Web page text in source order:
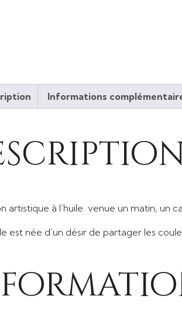
Informations
artistique à l’huile venue un matin, un
est née d’un désir de partager les